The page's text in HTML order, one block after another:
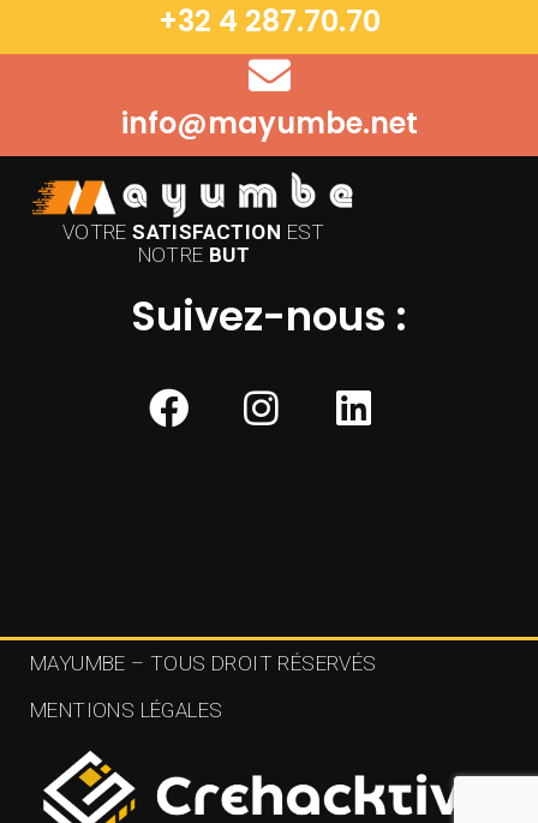
+32 4 287.70.70
info@mayumbe.net
VOTRESATISFACTION EST
NOTRE BUT
Suivez-nous :
MAYUMBE – TOUS DROIT RÉSERVÉS
MENTIONS LÉGALES